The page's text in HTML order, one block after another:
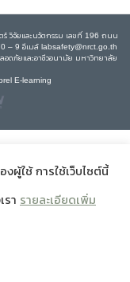
วิจัยและนวัตกรรม เลขที่ 196 ถนน
– 9 อีเมล์ labsafety@nrct.go.th
ดภัยและอาชีวอนามัย มหาวิทยาลัย
E-learning
ผู้ใช้ การใช้เว็บไซต์นี้
รา รายละเอียดเพิ่ม